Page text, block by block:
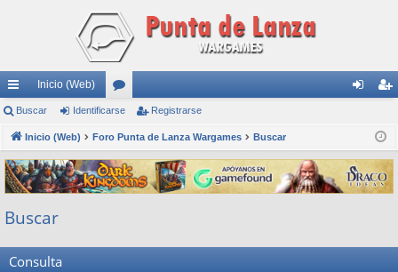
nl
ac
es
rá
pi
do
Inicio (Web)
or
os
fic
ar
ist
ra
rs
Buscar Identificarse Registrarse
Inicio (Web) Foro Punta de Lanza Wargames Buscar
Buscar
Consulta